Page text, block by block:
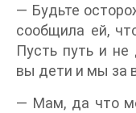
— Будьте
сообщила ей,
Пусть путь и
вы дети и мы за
— Мам, да что